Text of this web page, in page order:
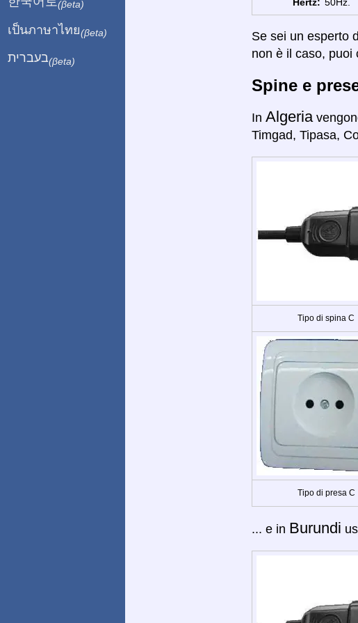
Se sei un esperto
non è il caso, puoi
Spine e
In Algeria
Timgad, Tipasa,
Tipo di spina C
Tipo di presa C
... e in Burundi
(βeta)
เป็นภาษาไทย(βeta)
בעברית(βeta)